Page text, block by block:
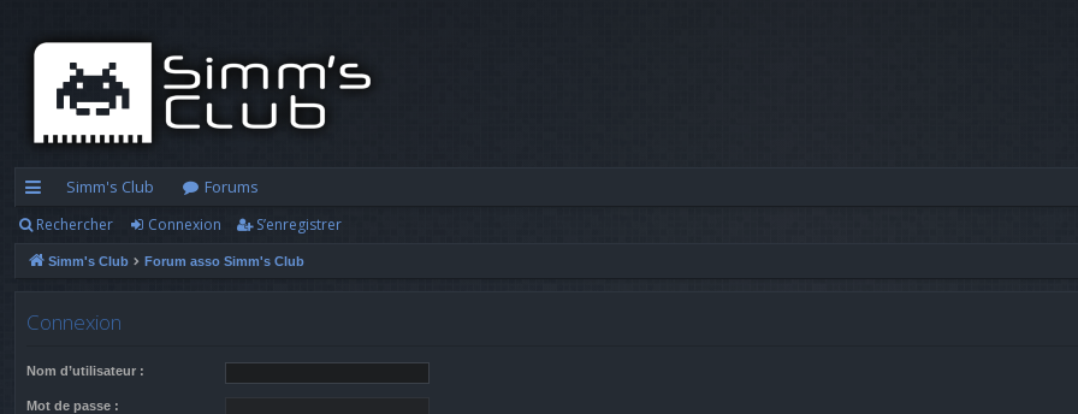
cc
ès
Simm's Club
Forums
Rechercher Connexion S’enregistrer
Simm's Club Forum asso Simm's Club
Connexion
Nom d’utilisateur :
Mot de passe :